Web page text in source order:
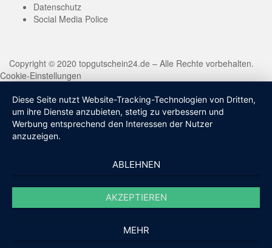
Datenschutz
Social Media Police
Copyright © 2020 topgutschein24.de – Alle Rechte vorbehalten.
Cookie-Einstellungen
Diese Seite nutzt Website-Tracking-Technologien von Dritten,
um ihre Dienste anzubieten, stetig zu verbessern und
Werbung entsprechend den Interessen der Nutzer
anzuzeigen.
ABLEHNEN
AKZEPTIEREN
MEHR